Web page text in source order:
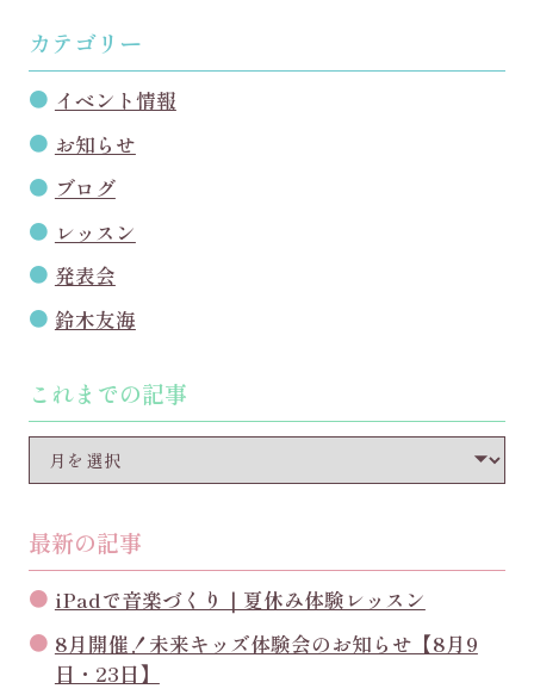
カテゴリー
イベント情報
お知らせ
ブログ
レッスン
発表会
鈴木友海
これまでの記事
最新の記事
iPadで音楽づくり｜夏休み体験レッスン
8月開催！未来キッズ体験会のお知らせ【8月9
日・23日】